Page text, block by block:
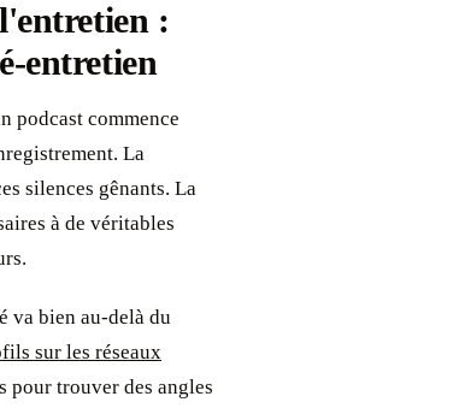
:
entretien
podcast commence
La
silences gênants. La
à de véritables
va bien au-delà du
sur les réseaux
pour trouver des angles